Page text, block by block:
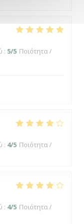
: 5/5 Ποιότητα /
: 4/5 Ποιότητα /
: 4/5 Ποιότητα /